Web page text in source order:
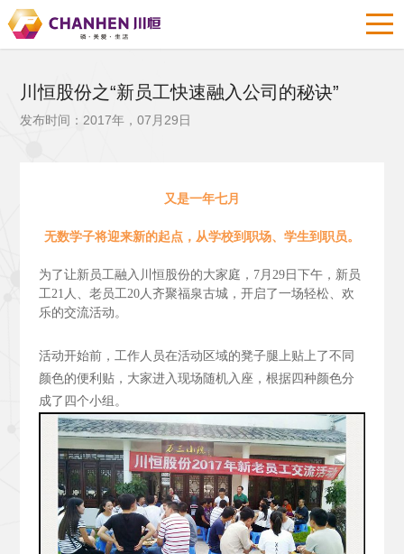
川恒股份之“新员工快速融入公司的秘诀”
发布时间：2017年，07月29日
又是一年七月
无数学子将迎来新的起点，从学校到职场、学生到职员。
为了让新员工融入川恒股份的大家庭，7月29日下午，新员
工21人、老员工20人齐聚福泉古城，开启了一场轻松、欢
乐的交流活动。
活动开始前，工作人员在活动区域的凳子腿上贴上了不同
颜色的便利贴，大家进入现场随机入座，根据四种颜色分
成了四个小组。